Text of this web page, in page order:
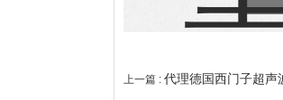
上一篇 : 代理德国西门子超声